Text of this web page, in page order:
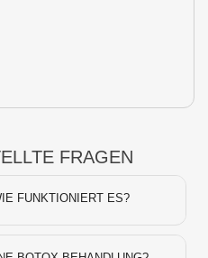
FRAGEN
FUNKTIONIERT ES?